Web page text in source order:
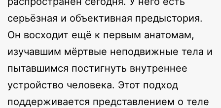
серьёзная и объективная предыстория.
Он восходит ещё к первым анатомам,
изучавшим мёртвые неподвижные тела и
пытавшимся постигнуть внутреннее
устройство человека. Этот подход
поддерживается представлением о теле